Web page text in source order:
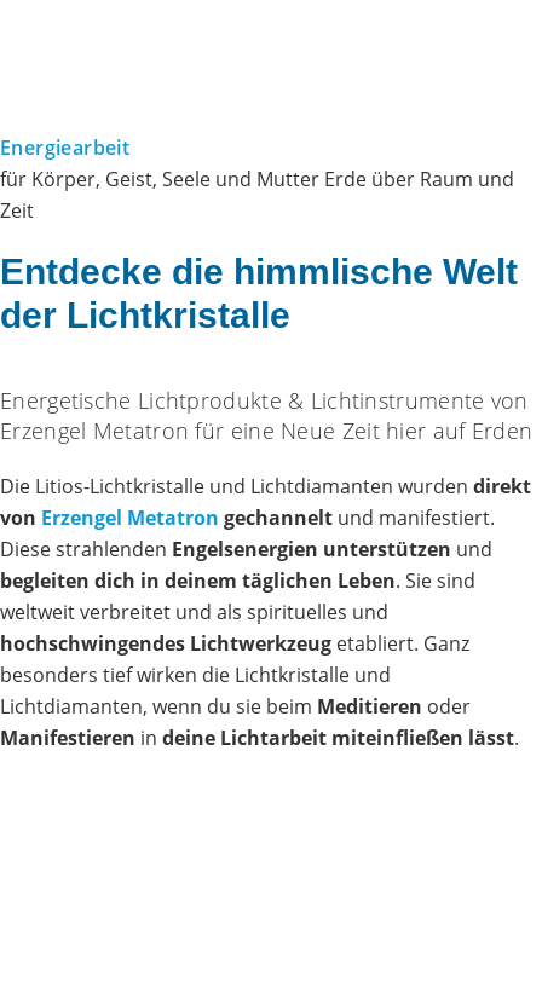
Energiearbeit
für Körper, Geist, Seele und Mutter Erde über Raum und
Zeit
Entdecke die himmlische Welt
der Lichtkristalle
Energetische Lichtprodukte & Lichtinstrumente von
Erzengel Metatron für eine Neue Zeit hier auf Erden
Die Litios-Lichtkristalle und Lichtdiamanten wurden direkt
von Erzengel Metatron gechannelt und manifestiert.
Diese strahlenden Engelsenergien unterstützen und
begleiten dich in deinem täglichen Leben. Sie sind
weltweit verbreitet und als spirituelles und
hochschwingendes Lichtwerkzeug etabliert. Ganz
besonders tief wirken die Lichtkristalle und
Lichtdiamanten, wenn du sie beim Meditieren oder
Manifestieren in deine Lichtarbeit miteinfließen lässt.